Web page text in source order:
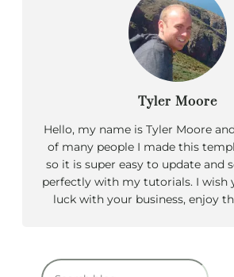
Tyler Moore
Hello, my name is Tyler Moore
of many people I made this
so it is super easy to update and
perfectly with my tutorials. I wish
luck with your business, enjoy
R